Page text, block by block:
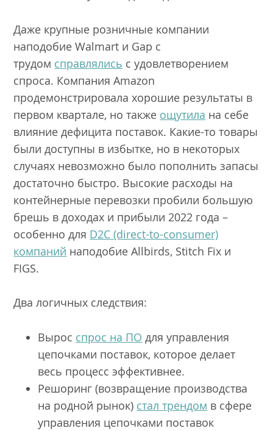
Даже крупные розничные компании
наподобие Walmart и Gap с
трудом справлялись с удовлетворением
спроса. Компания Amazon
продемонстрировала хорошие результаты в
первом квартале, но также ощутила на себе
влияние дефицита поставок. Какие-то товары
были доступны в избытке, но в некоторых
случаях невозможно было пополнить запасы
достаточно быстро. Высокие расходы на
контейнерные перевозки пробили большую
брешь в доходах и прибыли 2022 года –
особенно для D2C (direct-to-consumer)
компаний наподобие Allbirds, Stitch Fix и
FIGS.
Два логичных следствия:
Вырос спрос на ПО для управления
цепочками поставок, которое делает
весь процесс эффективнее.
Решоринг (возвращение производства
на родной рынок) стал трендом в сфере
управления цепочками поставок